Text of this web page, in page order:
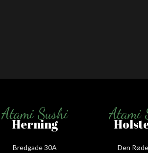
Atami Sushi
Herning
Bredgade 30A
Atami
Den